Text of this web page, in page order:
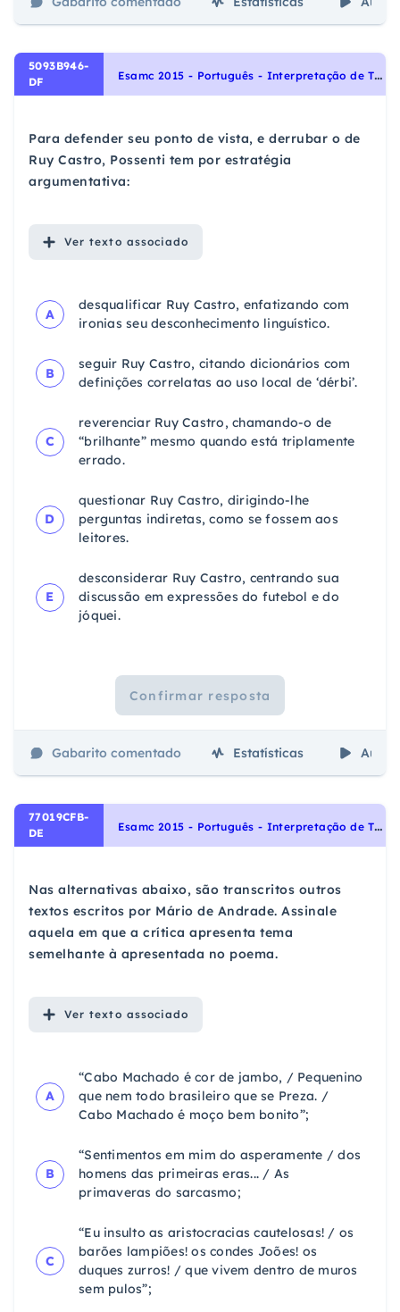
5093B946-
DF
E
samc 2015 - Português - Interpretação de Textos, Noções Gerais de Compreensão e Interpretação de Texto
Para defender seu ponto de vista, e derrubar o de
Ruy Castro, Possenti tem por estratégia
argumentativa:
Ver texto associado
A
desqualificar Ruy Castro, enfatizando com
ironias seu desconhecimento linguístico.
B
seguir Ruy Castro, citando dicionários com
definições correlatas ao uso local de ‘dérbi’.
C
reverenciar Ruy Castro, chamando-o de
“brilhante” mesmo quando está triplamente
errado.
D
questionar Ruy Castro, dirigindo-lhe
perguntas indiretas, como se fossem aos
leitores.
E
desconsiderar Ruy Castro, centrando sua
discussão em expressões do futebol e do
jóquei.
Confirmar resposta
Gabarito comentado Estatísticas Aulas
77019CFB-
DE
E
samc 2015 - Português - Interpretação de Textos, Noções Gerais de Compreensão e Interpretação de Texto
Nas alternativas abaixo, são transcritos outros
textos escritos por Mário de Andrade. Assinale
aquela em que a crítica apresenta tema
semelhante à apresentada no poema.
Ver texto associado
A
“Cabo Machado é cor de jambo, / Pequenino
que nem todo brasileiro que se Preza. /
Cabo Machado é moço bem bonito”;
B
“Sentimentos em mim do asperamente / dos
homens das primeiras eras... / As
primaveras do sarcasmo;
C
“Eu insulto as aristocracias cautelosas! / os
barões lampiões! os condes Joões! os
duques zurros! / que vivem dentro de muros
sem pulos”;